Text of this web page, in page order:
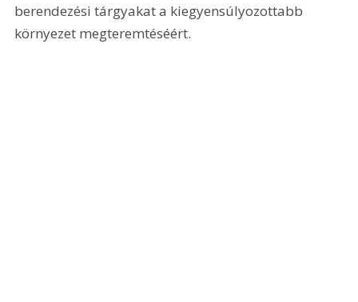
berendezési tárgyakat a kiegyensúlyozottabb
környezet megteremtéséért.